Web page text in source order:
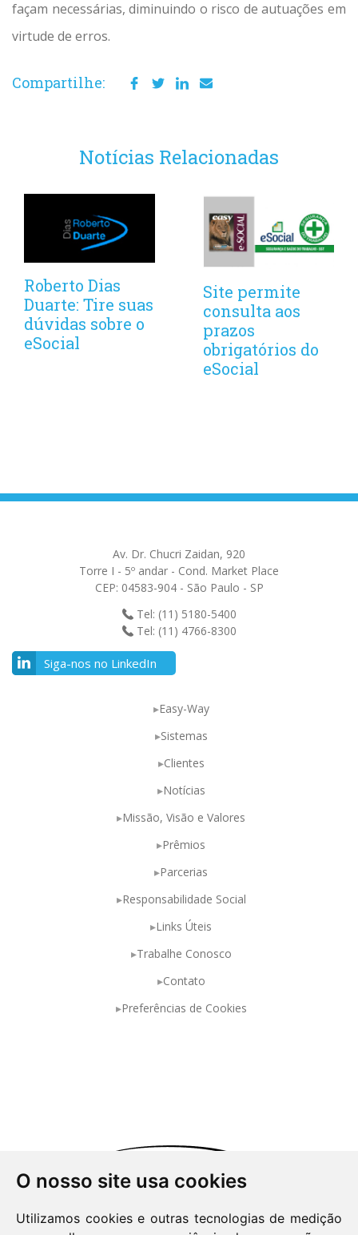
O nosso site usa cookies
Utilizamos cookies e outras tecnologias de medição
façam necessárias, diminuindo o risco de autuações em
virtude de erros.
Compartilhe:
Notícias Relacionadas
Roberto Dias
Duarte: Tire suas
dúvidas sobre o
eSocial
Site permite
consulta aos
prazos
obrigatórios do
eSocial
Av. Dr. Chucri Zaidan, 920
Torre I - 5º andar - Cond. Market Place
CEP: 04583-904 - São Paulo - SP
Tel: (11) 5180-5400
Tel: (11) 4766-8300
Siga-nos no LinkedIn
Easy-Way
Sistemas
Clientes
Notícias
Missão, Visão e Valores
Prêmios
Parcerias
Responsabilidade Social
Links Úteis
Trabalhe Conosco
Contato
Preferências de Cookies